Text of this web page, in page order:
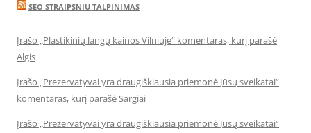
SEO STRAIPSNIU TALPINIMAS
Įrašo „Plastikinių langų kainos Vilniuje“ komentaras, kurį parašė
Algis
Įrašo „Prezervatyvai yra draugiškiausia priemonė Jūsų sveikatai“
komentaras, kurį parašė Sargiai
Įrašo „Prezervatyvai yra draugiškiausia priemonė Jūsų sveikatai“